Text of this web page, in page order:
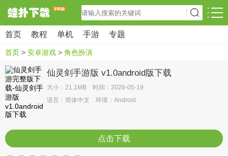
首页 教程 单机 手游 专题
首页 > 安卓游戏 > 角色扮演
仙灵剑手游版 v1.0android版下载
大小：21.1MB 时间：2026-05-19
语言：简体中文 环境：Android
点击下载